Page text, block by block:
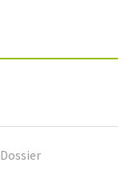
Dossier